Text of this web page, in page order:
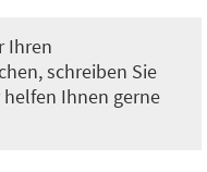
Ihren
schreiben Sie
Ihnen gerne